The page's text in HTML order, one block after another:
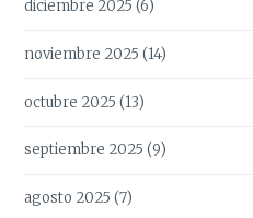
diciembre 2025 (6)
noviembre 2025 (14)
octubre 2025 (13)
septiembre 2025 (9)
agosto 2025 (7)